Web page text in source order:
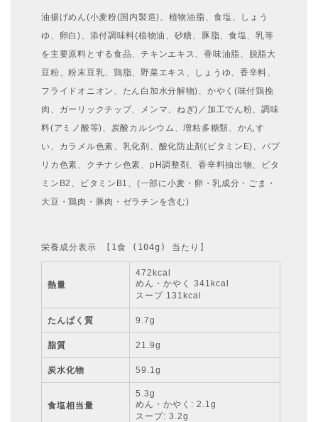
油揚げめん(小麦粉(国内製造)、植物油脂、食塩、しょう
ゆ、卵白)、添付調味料(植物油、砂糖、豚脂、食塩、乳等
を主要原料とする食品、チキンエキス、香味油脂、脱脂大
豆粉、粉末豆乳、鶏脂、野菜エキス、しょうゆ、香辛料、
フライドオニオン、たん白加水分解物)、かやく(味付鶏挽
肉、ガーリックチップ、メンマ、ねぎ)／加工でん粉、調味
料(アミノ酸等)、炭酸カルシウム、増粘多糖類、かんす
い、カラメル色素、乳化剤、酸化防止剤(ビタミンE)、パプ
リカ色素、クチナシ色素、pH調整剤、香辛料抽出物、ビタ
ミンB2、ビタミンB1、(一部に小麦・卵・乳成分・ごま・
大豆・鶏肉・豚肉・ゼラチンを含む)
栄養成分表示　[1食 (104g) 当たり]
熱量
472kcal
めん・かやく 341kcal
スープ 131kcal
たんぱく質 9.7g
脂質 21.9g
炭水化物 59.1g
食塩相当量
5.3g
めん・かやく: 2.1g
スープ: 3.2g